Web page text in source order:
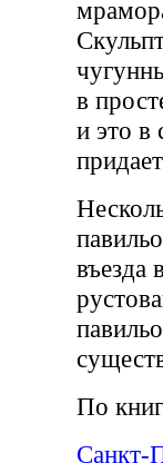
в
и это в
въезда
По
Санкт-